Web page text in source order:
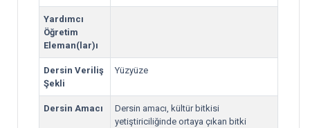
Yardımcı
Öğretim
Eleman(lar)ı
Dersin Veriliş
Şekli
Yüzyüze
Dersin Amacı
Dersin amacı, kültür bitkisi
yetiştiriciliğinde ortaya çıkan bitki